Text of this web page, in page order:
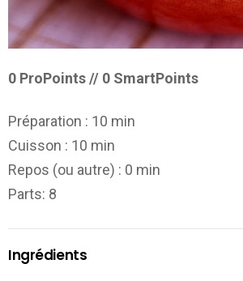
0 ProPoints // 0 SmartPoints
Préparation : 10 min
Cuisson : 10 min
Repos (ou autre) : 0 min
Parts: 8
Ingrédients